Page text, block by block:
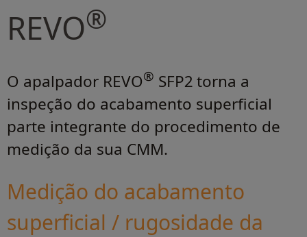
REVO®
O apalpador REVO® SFP2 torna a
inspeção do acabamento superficial
parte integrante do procedimento de
medição da sua CMM.
Medição do acabamento
superficial / rugosidade da